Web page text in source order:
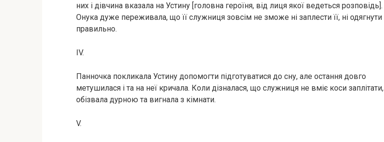
них і дівчина вказала на Устину [головна героїня, від лиця якої ведеться розповідь].
Онука дуже переживала, що її служниця зовсім не зможе ні заплести її, ні одягнути
правильно.
IV.
Панночка покликала Устину допомогти підготуватися до сну, але остання довго
метушилася і та на неї кричала. Коли дізналася, що служниця не вміє коси заплітати,
обізвала дурною та вигнала з кімнати.
V.